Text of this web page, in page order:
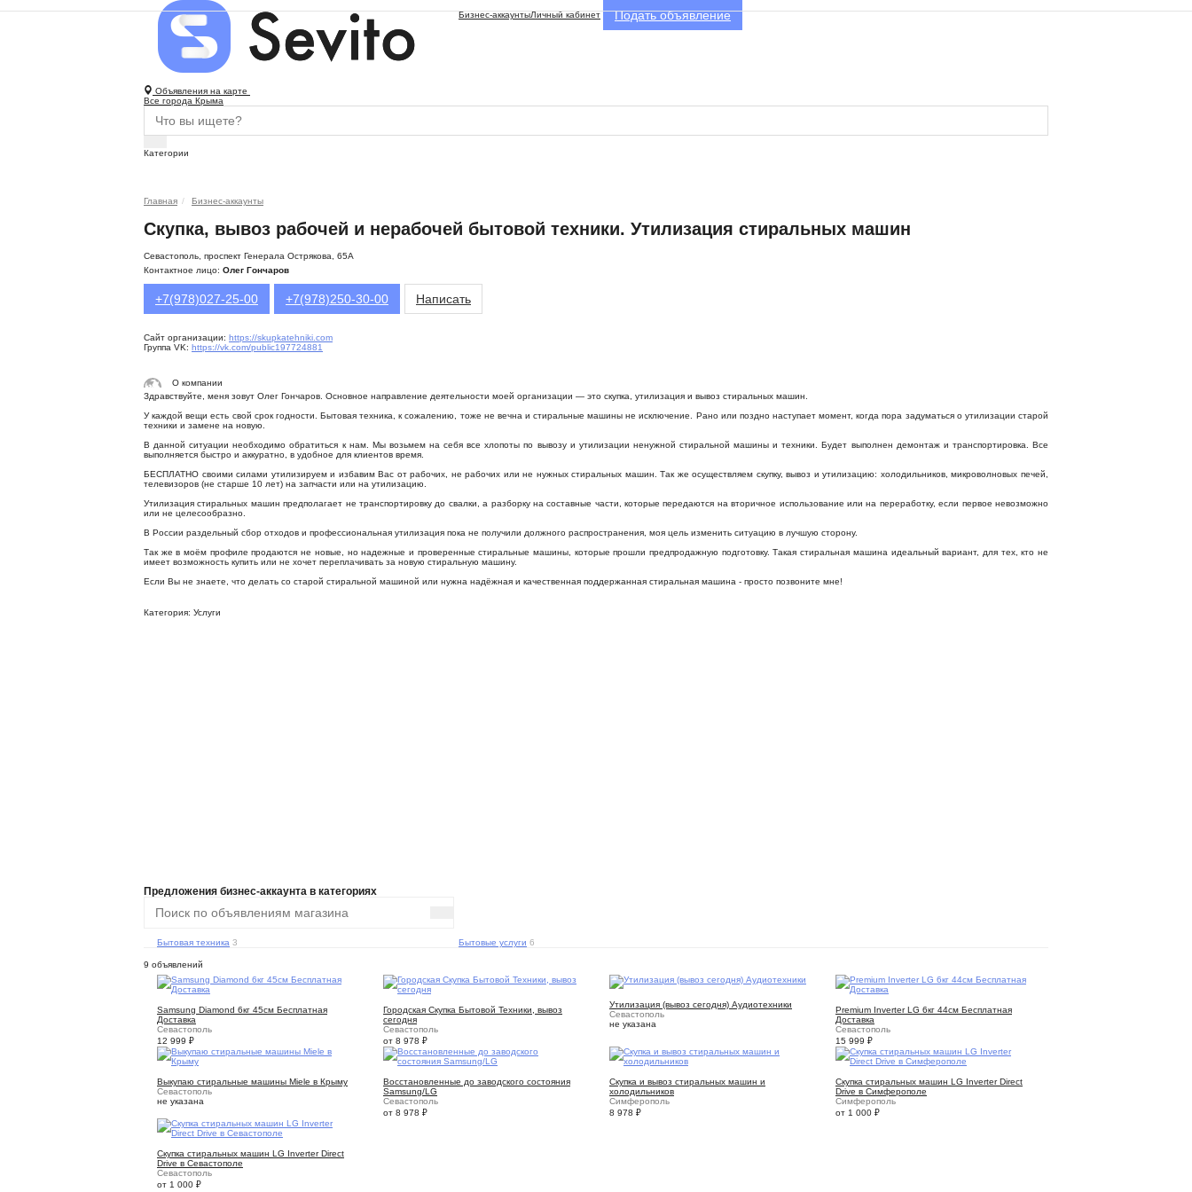
Бизнес-аккаунтыЛичный кабинет Подать объявление
Объявления на карте
Все города Крыма
Категории
Главная Бизнес-аккаунты
Скупка, вывоз рабочей и нерабочей бытовой техники. Утилизация стиральных машин
Севастополь, проспект Генерала Острякова, 65А
Контактное лицо: Олег Гончаров
+7(978)027-25-00 +7(978)250-30-00 Написать
Сайт организации: https://skupkatehniki.com
Группа VK: https://vk.com/public197724881
О компании
Здравствуйте, меня зовут Олег Гончаров. Основное направление деятельности моей организации — это скупка, утилизация и вывоз стиральных машин.
У каждой вещи есть свой срок годности. Бытовая техника, к сожалению, тоже не вечна и стиральные машины не исключение. Рано или поздно наступает момент, когда пора задуматься о утилизации старой
техники и замене на новую.
В данной ситуации необходимо обратиться к нам. Мы возьмем на себя все хлопоты по вывозу и утилизации ненужной стиральной машины и техники. Будет выполнен демонтаж и транспортировка. Все
выполняется быстро и аккуратно, в удобное для клиентов время.
БЕСПЛАТНО своими силами утилизируем и избавим Вас от рабочих, не рабочих или не нужных стиральных машин. Так же осуществляем скупку, вывоз и утилизацию: холодильников, микроволновых печей,
телевизоров (не старше 10 лет) на запчасти или на утилизацию.
Утилизация стиральных машин предполагает не транспортировку до свалки, а разборку на составные части, которые передаются на вторичное использование или на переработку, если первое невозможно
или не целесообразно.
В России раздельный сбор отходов и профессиональная утилизация пока не получили должного распространения, моя цель изменить ситуацию в лучшую сторону.
Так же в моём профиле продаются не новые, но надежные и проверенные стиральные машины, которые прошли предпродажную подготовку. Такая стиральная машина идеальный вариант, для тех, кто не
имеет возможность купить или не хочет переплачивать за новую стиральную машину.
Если Вы не знаете, что делать со старой стиральной машиной или нужна надёжная и качественная поддержанная стиральная машина - просто позвоните мне!
Категория: Услуги
Предложения бизнес-аккаунта в категориях
Бытовая техника 3 Бытовые услуги 6
9 объявлений
Samsung Diamond 6кг 45см Бесплатная
Доставка
Севастополь
12 999 ₽
Городская Скупка Бытовой Техники, вывоз
сегодня
Севастополь
от 8 978 ₽
Утилизация (вывоз сегодня) Аудиотехники
Севастополь
не указана
Premium Inverter LG 6кг 44см Бесплатная
Доставка
Севастополь
15 999 ₽
Выкупаю стиральные машины Miele в Крыму
Севастополь
не указана
Восстановленные до заводского состояния
Samsung/LG
Севастополь
от 8 978 ₽
Скупка и вывоз стиральных машин и
холодильников
Симферополь
8 978 ₽
Скупка стиральных машин LG Inverter Direct
Drive в Симферополе
Симферополь
от 1 000 ₽
Скупка стиральных машин LG Inverter Direct
Drive в Севастополе
Севастополь
от 1 000 ₽